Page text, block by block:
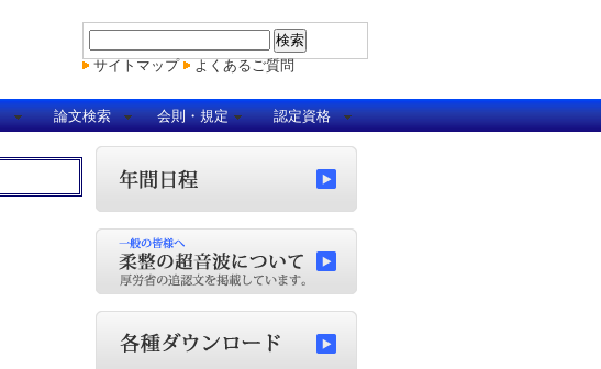
サイトマップ よくあるご質問
論文検索 会則・規定 認定資格